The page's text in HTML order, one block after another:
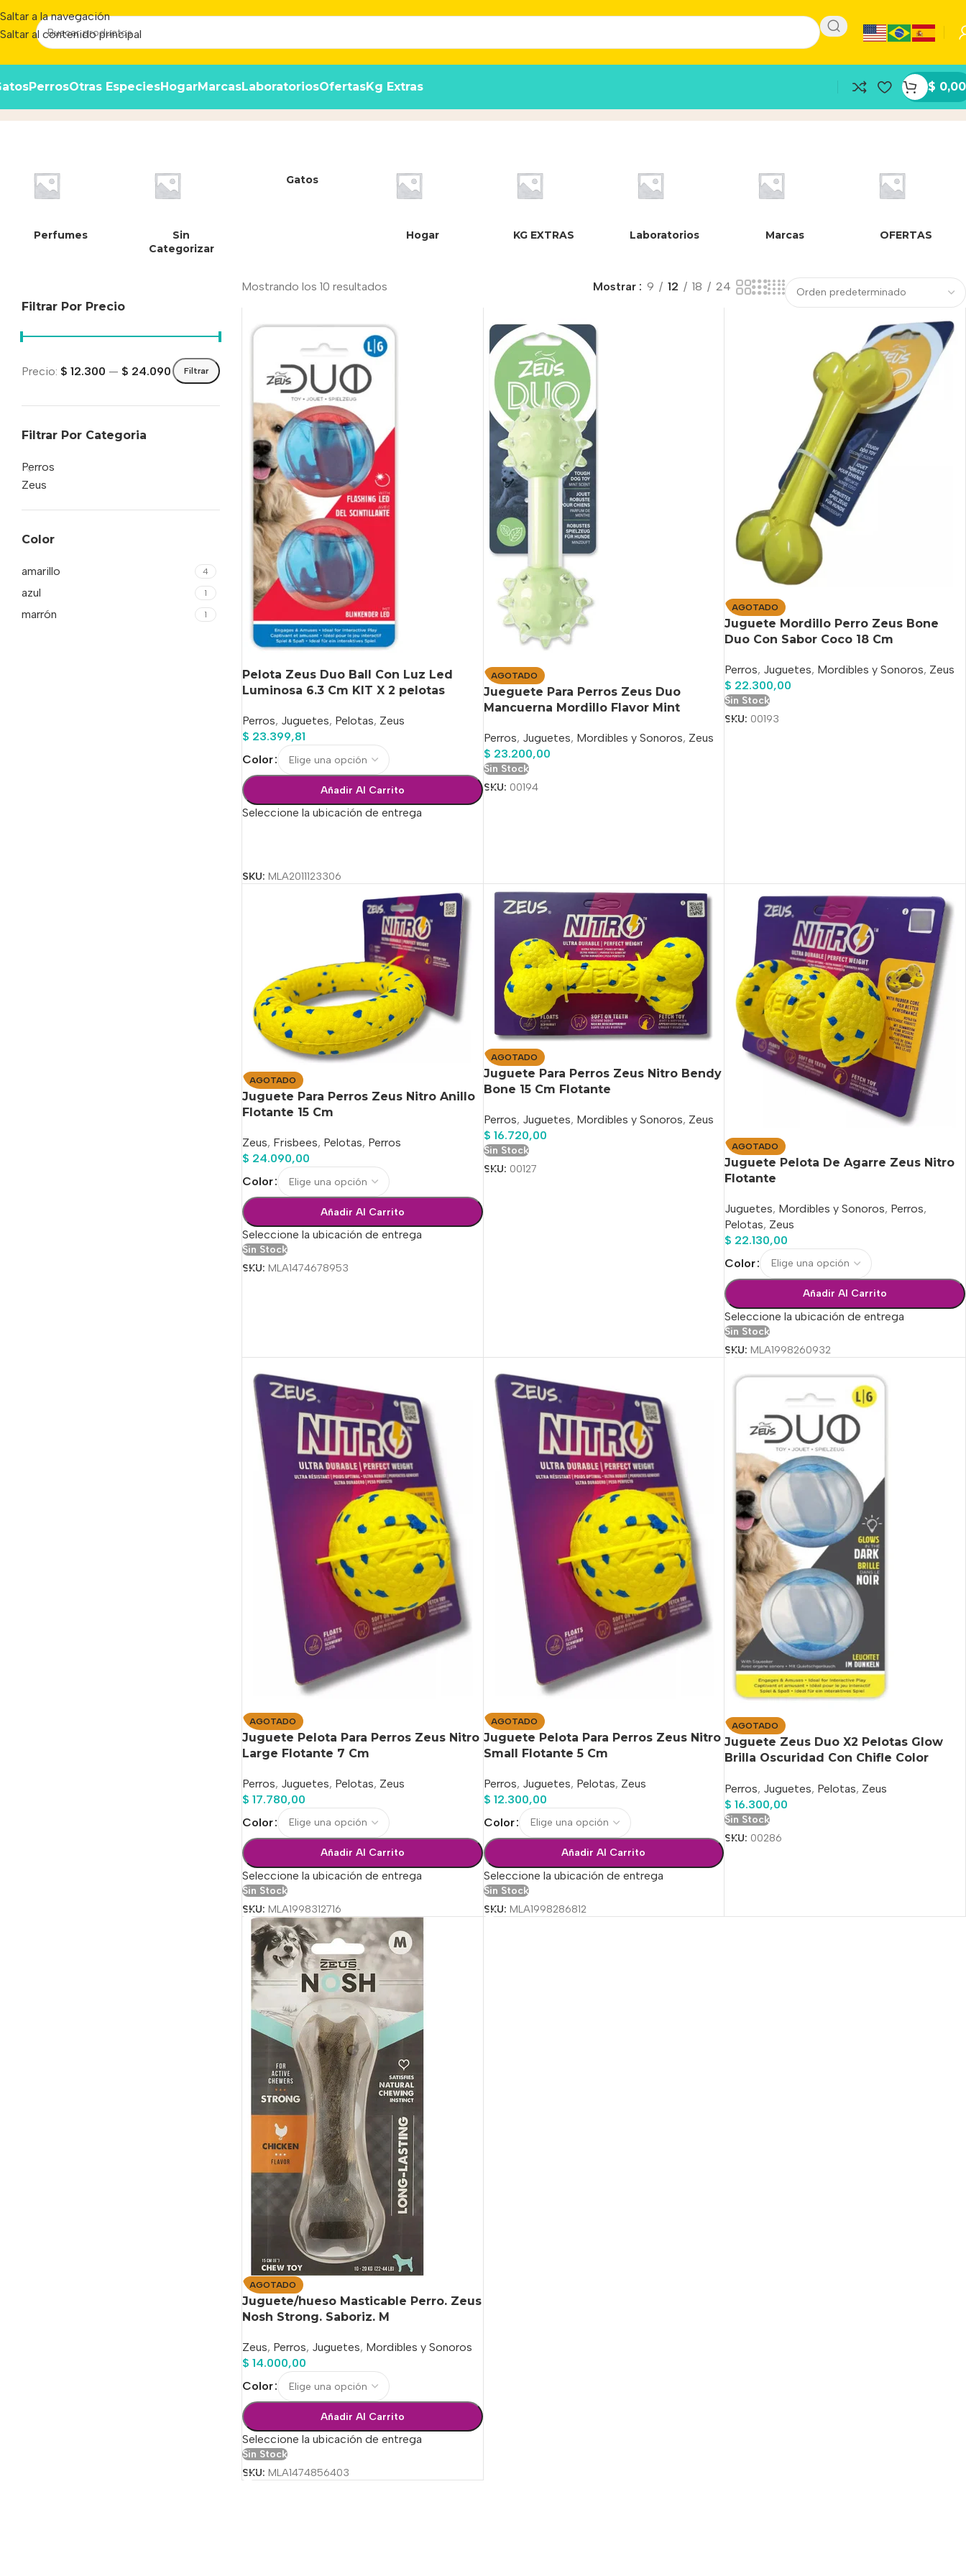
Saltar a la navegación
Saltar al contenido principal
PerrosOtras EspeciesHogarMarcasLaboratoriosOfertasKg Extras $ 0,00
Perfumes
Sin
Categorizar
Gatos
Hogar KG EXTRAS Laboratorios Marcas OFERTAS
Filtrar Por Precio
Filtrar
Precio: $ 12.300 — $ 24.090
Filtrar Por Categoria
Perros
Zeus
Color
amarillo 4
azul 1
marrón 1
Mostrando los 10 resultados Mostrar 9 12 18 24
Pelota Zeus Duo Ball Con Luz Led
Luminosa 6.3 Cm KIT X 2 pelotas
Perros, Juguetes, Pelotas, Zeus
$ 23.399,81
Color
Añadir Al Carrito
Seleccione la ubicación de entrega
SKU: MLA2011123306
AGOTADO
Jueguete Para Perros Zeus Duo
Mancuerna Mordillo Flavor Mint
Perros, Juguetes, Mordibles y Sonoros, Zeus
$ 23.200,00
Sin Stock
SKU: 00194
AGOTADO
Juguete Mordillo Perro Zeus Bone
Duo Con Sabor Coco 18 Cm
Perros, Juguetes, Mordibles y Sonoros, Zeus
$ 22.300,00
Sin Stock
SKU: 00193
AGOTADO
Juguete Para Perros Zeus Nitro Anillo
Flotante 15 Cm
Zeus, Frisbees, Pelotas, Perros
$ 24.090,00
Color
Añadir Al Carrito
Seleccione la ubicación de entrega
Sin Stock
SKU: MLA1474678953
AGOTADO
Juguete Para Perros Zeus Nitro Bendy
Bone 15 Cm Flotante
Perros, Juguetes, Mordibles y Sonoros, Zeus
$ 16.720,00
Sin Stock
SKU: 00127
AGOTADO
Juguete Pelota De Agarre Zeus Nitro
Flotante
Juguetes, Mordibles y Sonoros, Perros,
Pelotas, Zeus
$ 22.130,00
Color
Añadir Al Carrito
Seleccione la ubicación de entrega
Sin Stock
SKU:MLA1998260932
AGOTADO
Juguete Pelota Para Perros Zeus Nitro
Large Flotante 7 Cm
Perros, Juguetes, Pelotas, Zeus
$ 17.780,00
Color
Añadir Al Carrito
Seleccione la ubicación de entrega
Sin Stock
SKU: MLA1998312716
AGOTADO
Juguete Pelota Para Perros Zeus Nitro
Small Flotante 5 Cm
Perros, Juguetes, Pelotas, Zeus
$ 12.300,00
Color
Añadir Al Carrito
Seleccione la ubicación de entrega
Sin Stock
SKU: MLA1998286812
AGOTADO
Juguete Zeus Duo X2 Pelotas Glow
Brilla Oscuridad Con Chifle Color
Perros, Juguetes, Pelotas, Zeus
$ 16.300,00
Sin Stock
SKU: 00286
AGOTADO
Juguete/hueso Masticable Perro. Zeus
Nosh Strong. Saboriz. M
Zeus, Perros, Juguetes, Mordibles y Sonoros
$ 14.000,00
Color
Añadir Al Carrito
Seleccione la ubicación de entrega
Sin Stock
SKU: MLA1474856403